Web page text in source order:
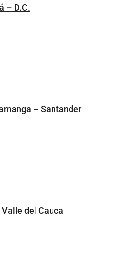
– D.C.
– Santander
del Cauca